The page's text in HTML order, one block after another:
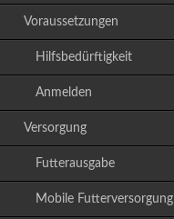
Voraussetzungen
Hilfsbedürftigkeit
Anmelden
Versorgung
Futterausgabe
Mobile Futterversorgung